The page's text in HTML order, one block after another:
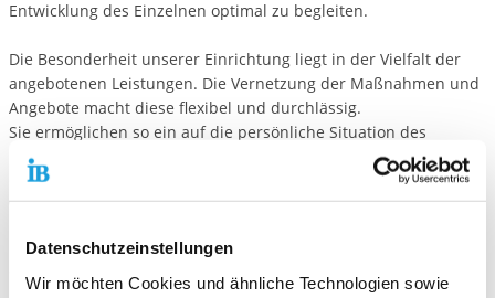
Datenschutzeinstellungen
Wir möchten Cookies und ähnliche Technologien sowie
Entwicklung des Einzelnen optimal zu begleiten.
Die Besonderheit unserer Einrichtung liegt in der Vielfalt der
angebotenen Leistungen. Die Vernetzung der Maßnahmen und
Angebote macht diese flexibel und durchlässig.
Sie ermöglichen so ein auf die persönliche Situation des
Einzelnen, individuell abgestimmtes Konzept ohne einen
Ortswechsel und damit verbundene Beziehungsabbrüche
während seiner Entwicklung notwendig zu machen.
Berufliche Bildung und Jugendhilfe unter einem Dach – eine